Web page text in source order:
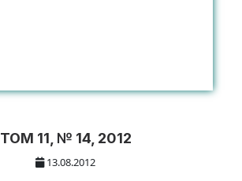
ТОМ 11, № 14, 2012
13.08.2012